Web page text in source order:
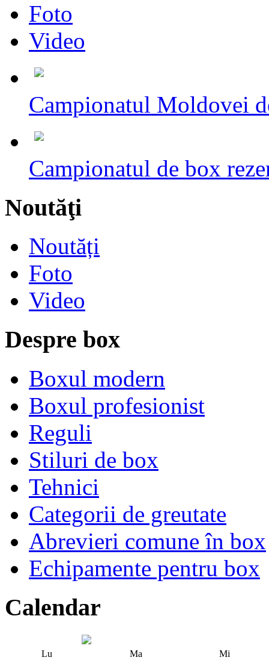
Foto
Video
Campionatul Moldovei
Campionatul de box
Noutăţi
Noutăți
Foto
Video
Despre box
Boxul modern
Boxul profesionist
Reguli
Stiluri de box
Tehnici
Categorii de greutate
Abrevieri comune în box
Echipamente pentru box
Calendar
Lu Ma Mi